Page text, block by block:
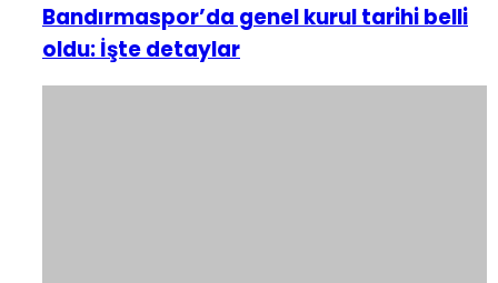
Bandırmaspor’da genel kurul tarihi belli
oldu: İşte detaylar